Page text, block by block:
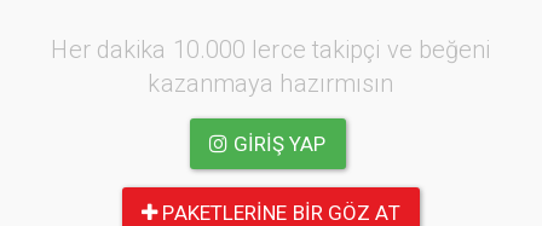
Her dakika 10.000 lerce takipçi ve beğeni
kazanmaya hazırmısın
GIRIŞ YAP
PAKETLERINE BIR GÖZ AT